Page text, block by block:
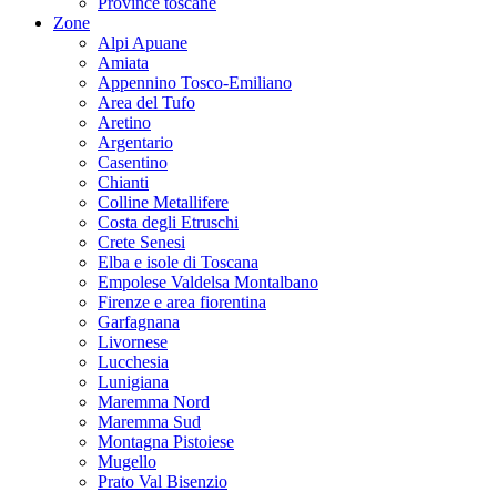
Zone
Alpi Apuane
Amiata
Appennino Tosco-Emiliano
Area del Tufo
Aretino
Argentario
Casentino
Chianti
Colline Metallifere
Costa degli Etruschi
Crete Senesi
Elba e isole di Toscana
Empolese Valdelsa Montalbano
Firenze e area fiorentina
Garfagnana
Livornese
Lucchesia
Lunigiana
Maremma Nord
Maremma Sud
Montagna Pistoiese
Mugello
Prato Val Bisenzio